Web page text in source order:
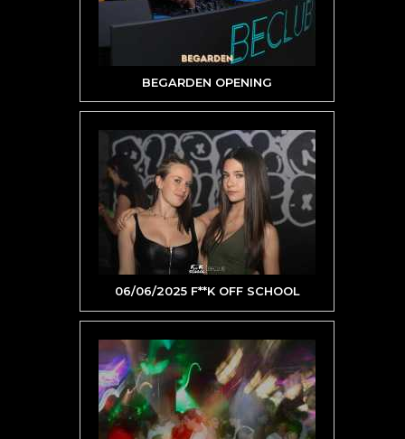
BEGARDEN OPENING
06/06/2025 F**K OFF SCHOOL